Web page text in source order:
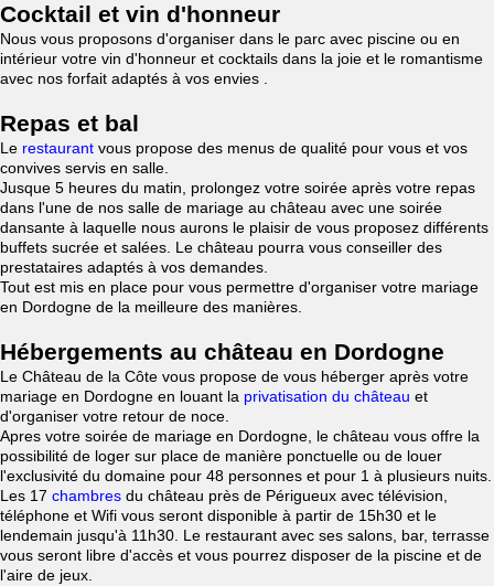
Cocktail et vin d'honneur
Nous vous proposons d'organiser dans le parc avec piscine ou en
intérieur votre vin d'honneur et cocktails dans la joie et le romantisme
avec nos forfait adaptés à vos envies .
Repas et bal
Le restaurant vous propose des menus de qualité pour vous et vos
convives servis en salle.
Jusque 5 heures du matin, prolongez votre soirée après votre repas
dans l'une de nos salle de mariage au château avec une soirée
dansante à laquelle nous aurons le plaisir de vous proposez différents
buffets sucrée et salées. Le château pourra vous conseiller des
prestataires adaptés à vos demandes.
Tout est mis en place pour vous permettre d'organiser votre mariage
en Dordogne de la meilleure des manières.
Hébergements au château en Dordogne
Le Château de la Côte vous propose de vous héberger après votre
mariage en Dordogne en louant la privatisation du château et
d'organiser votre retour de noce.
Apres votre soirée de mariage en Dordogne, le château vous offre la
possibilité de loger sur place de manière ponctuelle ou de louer
l'exclusivité du domaine pour 48 personnes et pour 1 à plusieurs nuits.
Les 17 chambres du château près de Périgueux avec télévision,
téléphone et Wifi vous seront disponible à partir de 15h30 et le
lendemain jusqu'à 11h30. Le restaurant avec ses salons, bar, terrasse
vous seront libre d'accès et vous pourrez disposer de la piscine et de
l'aire de jeux.